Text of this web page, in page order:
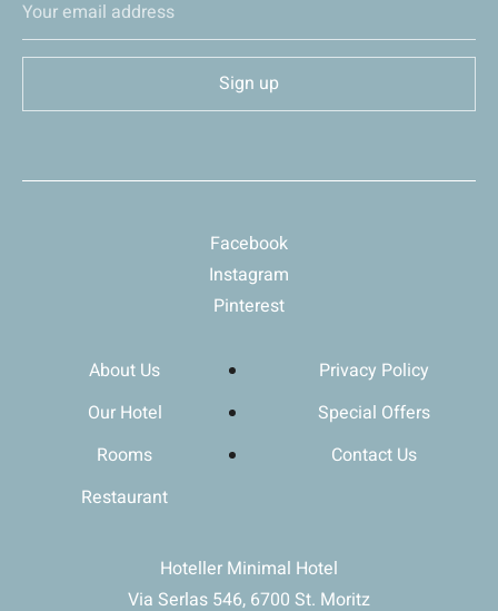
Facebook
Instagram
Pinterest
About Us
Our Hotel
Rooms
Restaurant
Privacy Policy
Special Offers
Contact Us
Hoteller Minimal Hotel
Via Serlas 546, 6700 St. Moritz